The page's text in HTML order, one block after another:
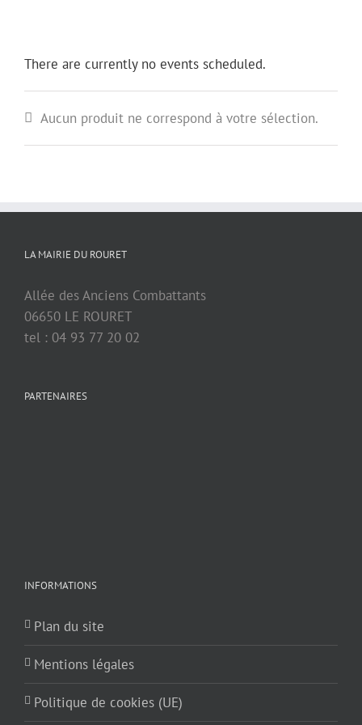
There are currently no events scheduled.
Aucun produit ne correspond à votre sélection.
LA MAIRIE DU ROURET
Allée des Anciens Combattants
06650 LE ROURET
tel : 04 93 77 20 02
PARTENAIRES
INFORMATIONS
Plan du site
Mentions légales
Politique de cookies (UE)